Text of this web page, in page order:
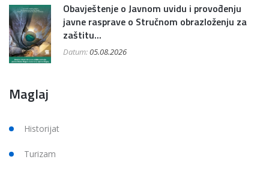
Obavještenje o Javnom uvidu i provođenju
javne rasprave o Stručnom obrazloženju za
zaštitu...
Datum:05.08.2026
Maglaj
Historijat
Turizam